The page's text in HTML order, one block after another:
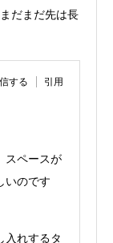
だまだ先は長
する 引用
スペースが
いのです
入れするタ